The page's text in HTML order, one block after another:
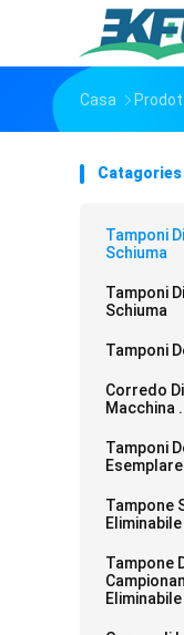
Casa
Catagories
Tamponi
Schiuma
Tamponi
Schiuma
Tamponi
Corredo
Macchina
Tamponi
Esemplare
Tampone
Eliminabile
Tampone
Eliminabile